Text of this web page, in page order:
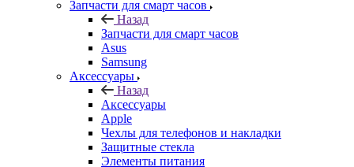
Запчасти для смарт часов
Назад
Запчасти для смарт часов
Asus
Samsung
Аксессуары
Назад
Аксессуары
Apple
Чехлы для телефонов и накладки
Защитные стекла
Элементы питания